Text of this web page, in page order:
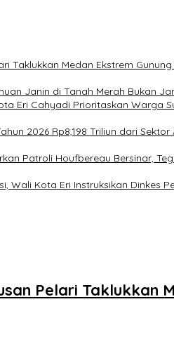
Taklukkan Medan Ekstrem
Janin di Tanah Merah Bukan
Eri Cahyadi Prioritaskan Warga
2026 Rp8,198 Triliun dari
Patroli Houfbereau Bersinar,
Wali Kota Eri Instruksikan Dinkes
Pelari Taklukkan